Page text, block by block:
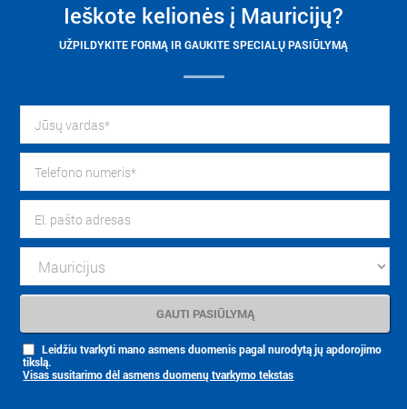
Ieškote kelionės į Mauricijų?
UŽPILDYKITE FORMĄ IR GAUKITE SPECIALŲ PASIŪLYMĄ
Leidžiu tvarkyti mano asmens duomenis pagal nurodytą jų apdorojimo
tikslą.
Visas susitarimo dėl asmens duomenų tvarkymo tekstas